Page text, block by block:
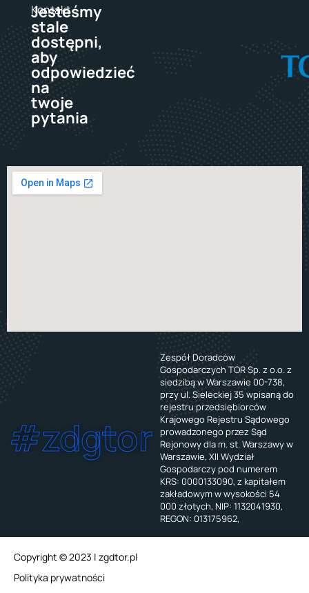
Kontakt
Jesteśmy
stale
dostępni,
aby
odpowiedzieć
na
twoje
pytania
#zdgtor
Zespół Doradców
Gospodarczych TOR Sp. z o.o. z
siedzibą w Warszawie 00-738,
przy ul. Sieleckiej 35 wpisaną do
rejestru przedsiębiorców
Krajowego Rejestru Sądowego
prowadzonego przez Sąd
Rejonowy dla m. st. Warszawy w
Warszawie, XII Wydział
Gospodarczy pod numerem
KRS: 0000133090, z kapitałem
zakładowym w wysokości 54
000 złotych, NIP: 1132041930,
REGON: 013175962,
Copyright © 2023 | zgdtor.pl
Polityka prywatności